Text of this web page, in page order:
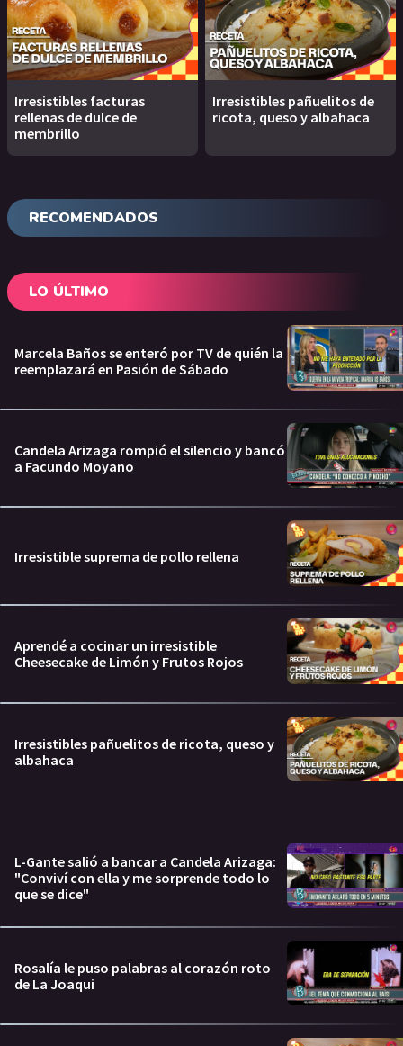
Irresistibles facturas
rellenas de dulce de
membrillo
Irresistibles pañuelitos de
ricota, queso y albahaca
RECOMENDADOS
LO ÚLTIMO
Marcela Baños se enteró por TV de quién la
reemplazará en Pasión de Sábado
Candela Arizaga rompió el silencio y bancó
a Facundo Moyano
Irresistible suprema de pollo rellena
Aprendé a cocinar un irresistible
Cheesecake de Limón y Frutos Rojos
Irresistibles pañuelitos de ricota, queso y
albahaca
L-Gante salió a bancar a Candela Arizaga:
"Conviví con ella y me sorprende todo lo
que se dice"
Rosalía le puso palabras al corazón roto
de La Joaqui